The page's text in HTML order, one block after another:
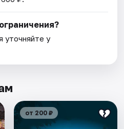
уточняйте у
от 200 ₽